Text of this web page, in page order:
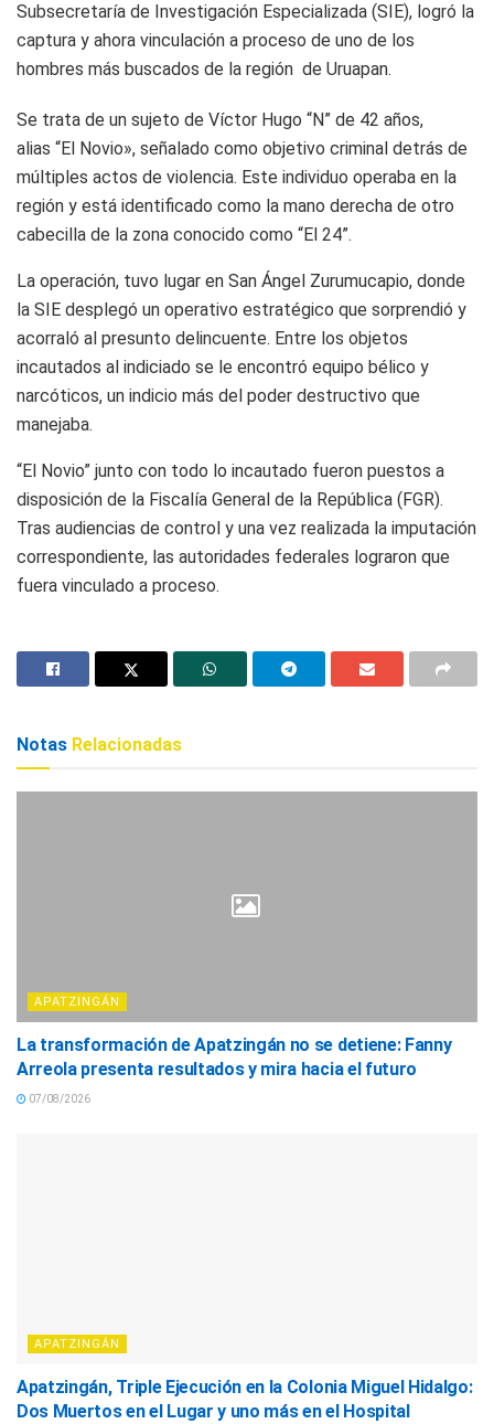
Subsecretaría de Investigación Especializada (SIE), logró la
captura y ahora vinculación a proceso de uno de los
hombres más buscados de la región de Uruapan.
Se trata de un sujeto de Víctor Hugo “N” de 42 años,
alias “El Novio», señalado como objetivo criminal detrás de
múltiples actos de violencia. Este individuo operaba en la
región y está identificado como la mano derecha de otro
cabecilla de la zona conocido como “El 24”.
La operación, tuvo lugar en San Ángel Zurumucapio, donde
la SIE desplegó un operativo estratégico que sorprendió y
acorraló al presunto delincuente. Entre los objetos
incautados al indiciado se le encontró equipo bélico y
narcóticos, un indicio más del poder destructivo que
manejaba.
“El Novio” junto con todo lo incautado fueron puestos a
disposición de la Fiscalía General de la República (FGR).
Tras audiencias de control y una vez realizada la imputación
correspondiente, las autoridades federales lograron que
fuera vinculado a proceso.
Notas Relacionadas
APATZINGÁN
La transformación de Apatzingán no se detiene: Fanny
Arreola presenta resultados y mira hacia el futuro
07/08/2026
APATZINGÁN
Apatzingán, Triple Ejecución en la Colonia Miguel Hidalgo:
Dos Muertos en el Lugar y uno más en el Hospital